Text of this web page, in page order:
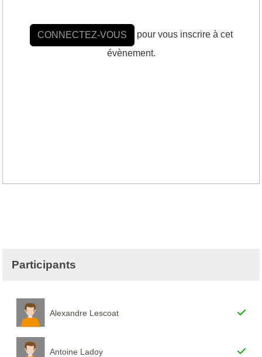
CONNECTEZ-VOUS
pour vous inscrire à cet
évènement.
Participants
Alexandre Lescoat
Antoine Ladoy